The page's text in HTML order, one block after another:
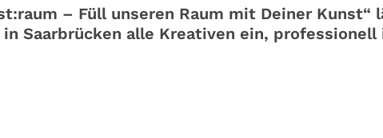
– Füll unseren Raum mit Deiner Kunst“
Saarbrücken alle Kreativen ein, professionell